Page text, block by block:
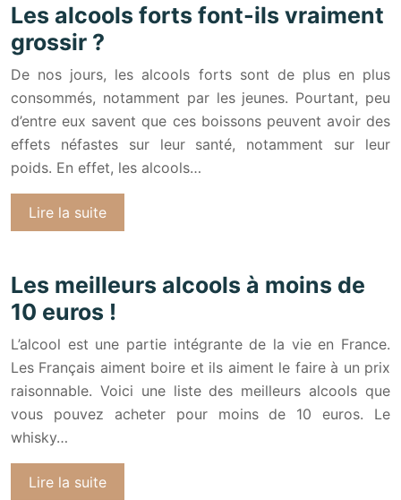
Les alcools forts font-ils vraiment
grossir ?
De nos jours, les alcools forts sont de plus en plus
consommés, notamment par les jeunes. Pourtant, peu
d’entre eux savent que ces boissons peuvent avoir des
effets néfastes sur leur santé, notamment sur leur
poids. En effet, les alcools…
Lire la suite
Les meilleurs alcools à moins de
10 euros !
L’alcool est une partie intégrante de la vie en France.
Les Français aiment boire et ils aiment le faire à un prix
raisonnable. Voici une liste des meilleurs alcools que
vous pouvez acheter pour moins de 10 euros. Le
whisky…
Lire la suite